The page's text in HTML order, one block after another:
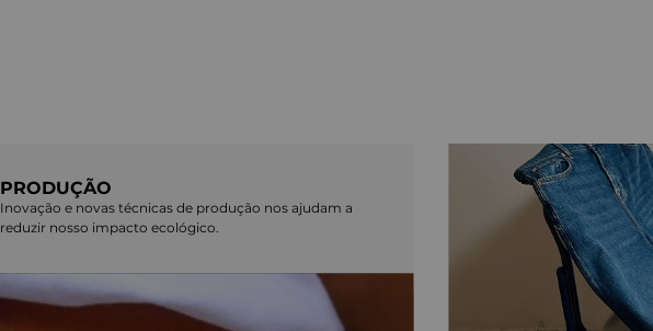
PRODUÇÃO
Inovação e novas técnicas de produção nos ajudam a
reduzir nosso impacto ecológico.